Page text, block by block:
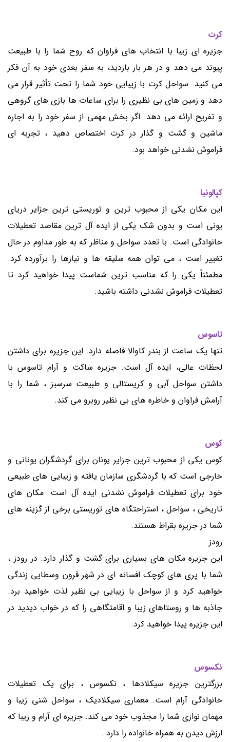
کرت
جزیره ای زیبا با انتخاب های فراوان که روح شما را با طبیعت
پیوند می دهد و در هر بار بازدید، به سفر بعدی خود به آن فکر
می کنید. سواحل کرت با زیبایی خود شما را تحت تأثیر قرار می
دهد و زمین های بی نظیری را برای ساعات ها بازی های گروهی
و تفریح ارائه می دهد. اگر بخش مهمی از سفر خود را به اجاره
ماشین و گشت و گذار در کرت اختصاص دهید ، تجربه ای
فراموش نشدنی خواهد بود.
کپالونیا
این مکان یكی از محبوب ترین و توریستی ترین جزایر دریای
یونی است و بدون شک یكی از ایده آل ترین مقاصد تعطیلات
خانوادگی است. با تعدد سواحل و مناظر که به طور مداوم در حال
تغییر است ، می توان همه سلیقه ها و نیازها را برآورده کرد.
مطمئناً یکی را که مناسب ترین شماست پیدا خواهید کرد تا
تعطیلات فراموش نشدنی داشته باشید.
تاسوس
تنها یک ساعت از بندر کاوالا فاصله دارد. این جزیره برای داشتن
لحظات عالی، ایده آل است. جزیره ساکت و آرام تاسوس با
داشتن سواحل آبی و کریستالی و طبیعت سرسبز ، شما را با
آرامش فراوان و خاطره های بی نظیر روبرو می کند.
کوس
کوس یکی از محبوب ترین جزایر یونان برای گردشگران یونانی و
خارجی است که با گردشگری سازمان یافته و زیبایی های طبیعی
خود برای تعطیلات فراموش نشدنی ایده آل است. مکان های
تاریخی ، سواحل ، استراحتگاه های توریستی برخی از گزینه های
شما در جزیره بقراط هستند.
رودز
این جزیره مکان های بسیاری برای گشت و گذار دارد. در رودز ،
شما با پری های کوچک افسانه ای در شهر قرون وسطایی زندگی
خواهید کرد و از سواحل با زیبایی بی نظیر لذت خواهید برد.
جاذبه ها و روستاهای زیبا و اقامتگاهی را که در خواب دیدید در
این جزیره پیدا خواهید کرد.
نکسوس
بزرگترین جزیره سیکلادها ، نکسوس ، برای یک تعطیلات
خانوادگی آرام است. معماری سیکلادیک ، سواحل شنی زیبا و
مهمان نوازی شما را مجذوب خود می کند. جزیره ای آرام و زیبا که
ارزش دیدن به همراه خانواده را دارد .